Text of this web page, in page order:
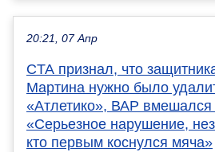
20:21, 07 Апр
CTA признал, что
Мартина нужно было
«Атлетико», ВАР
«Серьезное нарушение,
кто первым коснулся мяча»